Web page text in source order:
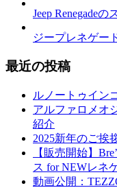
Jeep Renegade
ジープレネゲー
最近の投稿
ルノートゥイン
アルファロメオ
紹介
2025新年のご挨
【販売開始】
ス for NEWレネ
動画公開：